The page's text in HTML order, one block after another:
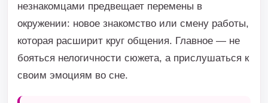
незнакомцами предвещает перемены в
окружении: новое знакомство или смену работы,
которая расширит круг общения. Главное — не
бояться нелогичности сюжета, а прислушаться к
своим эмоциям во сне.